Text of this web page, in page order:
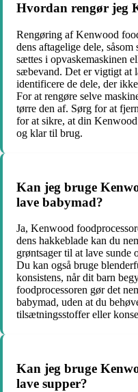
Hvordan rengør jeg
Rengøring af Kenwood
dens aftagelige dele,
sættes i opvaskemaskinen
sæbevand. Det er vigtigt at
identificere de dele, der
For at rengøre selve
tørre den af. Sørg for at
for at sikre, at din
og klar til brug.
Kan jeg bruge
lave babymad?
Ja, Kenwood
dens hakkeblade kan du
grøntsager til at lave sunde
Du kan også bruge
konsistens, når dit barn
foodprocessoren gør det
babymad, uden at du
tilsætningsstoffer eller
Kan jeg bruge
lave supper?